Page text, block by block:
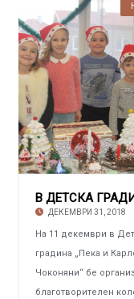
ДЕКЕМВРИ 31, 2018
На 11 декември в
градина „Пека и
Чоконяни“ бе
благотворителен